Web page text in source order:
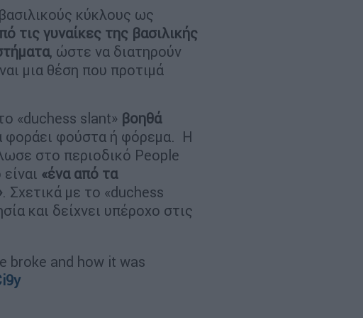
κύκλους ως
τις γυναίκες της βασιλικής
, ώστε να διατηρούν
μια θέση που προτιμά
«duchess slant» βοηθά
φοράει φούστα ή φόρεμα. Η
στο περιοδικό People
«ένα από τα
. Σχετικά με το «duchess
και δείχνει υπέροχο στις
broke and how it was